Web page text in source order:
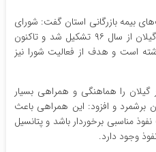
بیمه بازرگانی استان گفت: شورای
هماهنگی شرکت‌های بیمه بازرگانی گیلان از سال ۹۶ تشکیل شد و تاکنون
است و هدف از فعالیت شورا نیز
را هماهنگی و همراهی بسیار
و افزود: این همراهی باعث
مناسبی برخوردار باشد و پتانسیل
وجود دارد.